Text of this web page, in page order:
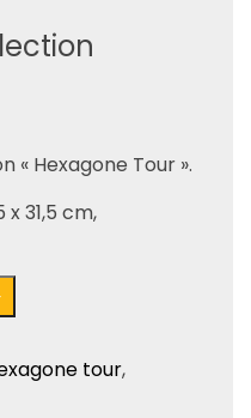
« Hexagone Tour ».
31,5 cm,
tour,